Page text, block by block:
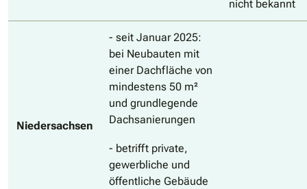
nicht bekannt
Niedersachsen
- seit Januar 2025:
bei Neubauten mit
einer Dachfläche von
mindestens 50 m²
und grundlegende
Dachsanierungen
- betrifft private,
gewerbliche und
öffentliche Gebäude